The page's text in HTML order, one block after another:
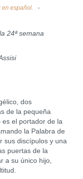
en español.
24ª semana
dos
de la pequeña
es el portador de la
la Palabra de
sus discípulos y una
puertas de la
a su único hijo,